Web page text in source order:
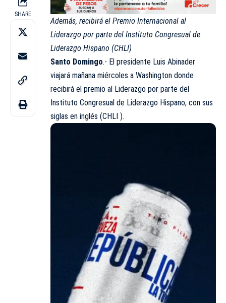
SHARE
Además, recibirá el Premio Internacional al
Liderazgo por parte del Instituto Congresual de
Liderazgo Hispano (CHLI)
Santo Domingo.- El presidente Luis Abinader
viajará mañana miércoles a Washington donde
recibirá el premio al Liderazgo por parte del
Instituto Congresual de Liderazgo Hispano, con sus
siglas en inglés (CHLI ).